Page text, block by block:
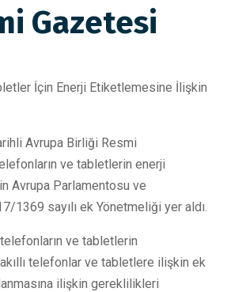
Gazetesi
İçin Enerji Etiketlemesine İlişkin
Avrupa Birliği Resmi
ve tabletlerin enerji
Avrupa Parlamentosu ve
1369 sayılı ek Yönetmeliği yer aldı.
ve tabletlerin
telefonlar ve tabletlere ilişkin ek
ilişkin gereklilikleri